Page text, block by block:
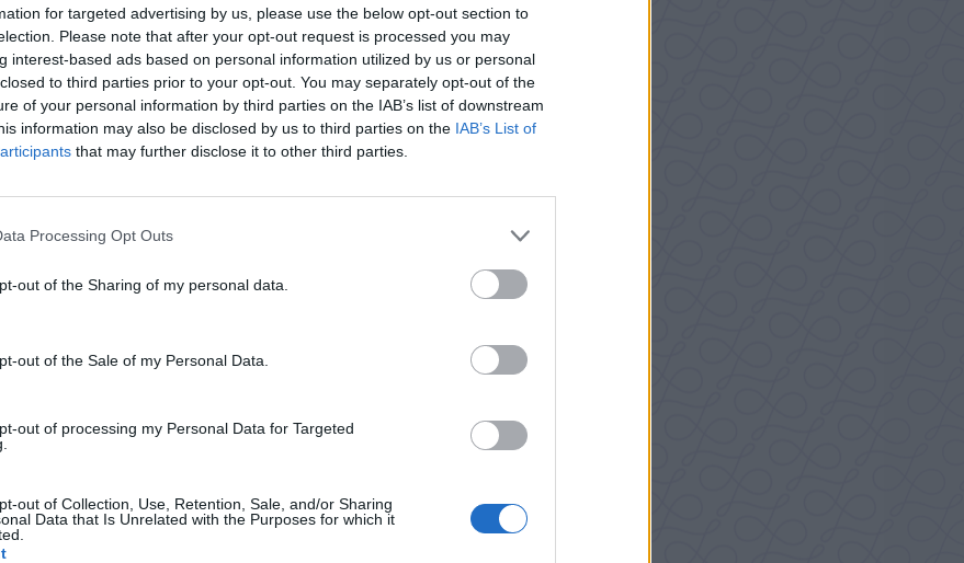
for targeted advertising by us, please use the below opt-out section to
Please note that after your opt-out request is processed you may
interest-based ads based on personal information utilized by us or personal
to third parties prior to your opt-out. You may separately opt-out of the
of your personal information by third parties on the IAB’s list of downstream
information may also be disclosed by us to third parties on the IAB’s List of
that may further disclose it to other third parties.
Processing Opt Outs
out of the Sharing of my personal data.
out of the Sale of my Personal Data.
out of processing my Personal Data for Targeted
out of Collection, Use, Retention, Sale, and/or Sharing
Data that Is Unrelated with the Purposes for which it